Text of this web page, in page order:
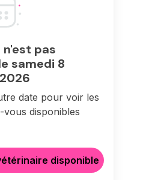
n'est pas
samedi 8
date pour voir les
disponibles
disponible